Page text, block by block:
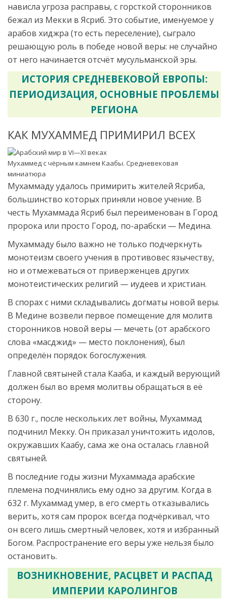
нависла угроза расправы, с горсткой сторонников
бежал из Мекки в Ясриб. Это событие, именуемое у
арабов хиджра (то есть переселение), сыграло
решающую роль в победе новой веры: не случайно
от него начинается отсчёт мусульманской эры.
ИСТОРИЯ СРЕДНЕВЕКОВОЙ ЕВРОПЫ:
ПЕРИОДИЗАЦИЯ, ОСНОВНЫЕ ПРОБЛЕМЫ
РЕГИОНА
КАК МУХАММЕД ПРИМИРИЛ ВСЕХ
Мухаммед с чёрным камнем Каабы. Средневековая
миниатюра
Мухаммаду удалось примирить жителей Ясриба,
большинство которых приняли новое учение. В
честь Мухаммада Ясриб был переименован в Город
пророка или просто Город, по-арабски — Медина.
Мухаммаду было важно не только подчеркнуть
монотеизм своего учения в противовес язычеству,
но и отмежеваться от приверженцев других
монотеистических религий — иудеев и христиан.
В спорах с ними складывались догматы новой веры.
В Медине возвели первое помещение для молитв
сторонников новой веры — мечеть (от арабского
слова «масджид» — место поклонения), был
определён порядок богослужения.
Главной святыней стала Кааба, и каждый верующий
должен был во время молитвы обращаться в её
сторону.
В 630 г., после нескольких лет войны, Мухаммад
подчинил Мекку. Он приказал уничтожить идолов,
окружавших Каабу, сама же она осталась главной
святыней.
В последние годы жизни Мухаммада арабские
племена подчинялись ему одно за другим. Когда в
632 г. Мухаммад умер, в его смерть отказывались
верить, хотя сам пророк всегда подчёркивал, что
он всего лишь смертный человек, хотя и избранный
Богом. Распространение его веры уже нельзя было
остановить.
ВОЗНИКНОВЕНИЕ, РАСЦВЕТ И РАСПАД
ИМПЕРИИ КАРОЛИНГОВ